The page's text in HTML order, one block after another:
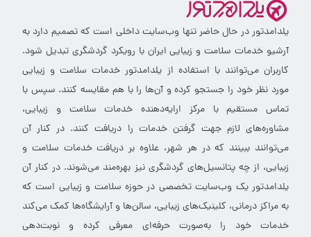
یلدامدتور در حال حاضر تنها وب‌سایت داخلی است که تصمیم دارد به
آرشیو خدمات سلامت و زیبایی ایران با رویکرد گردشگری تبدیل شود.
کاربران می‌توانند با استفاده از یلدامدتور خدمات سلامت و زیبایی
مورد نظر خود را جستجو کرده و آن‌ها را با هم مقایسه کنند. سپس با
تماس مستقیم با مرکز ارایه‌دهنده خدمات سلامت و زیبایی،
مشاوره‌های لازم جهت گرفتن خدمات را دریافت کنند. در کنار آن
می‌توانند ببینند که در هر شهر، علاوه بر دریافت خدمات سلامت و
زیبایی، از چه پتانسیل‌های گردشگری نیز بهره‌مند می‌شوند. در کنار آن
یلدامدتور یک وب‌سایت تخصصی در حوزه سلامت و زیبایی است که
به مراکز درمانی، کلینیک‌های زیبایی، سالن‌ها و آرایشگاه‌ها کمک می‌کند
خدمات خود را به‌صورت حرفه‌ای معرفی کرده و نوبت‌دهی